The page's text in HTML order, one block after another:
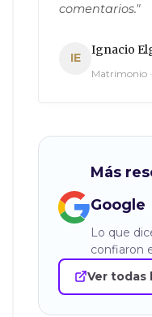
comentarios."
IE
Ignacio
Matrimonio
Más
Google
Lo que
confiaron
Ver todas